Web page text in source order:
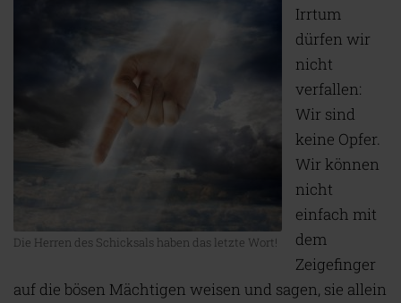
Die Herren des Schicksals haben das letzte Wort!
Irrtum
dürfen wir
nicht
verfallen:
Wir sind
keine Opfer.
Wir können
nicht
einfach mit
dem
Zeigefinger
auf die bösen Mächtigen weisen und sagen, sie allein